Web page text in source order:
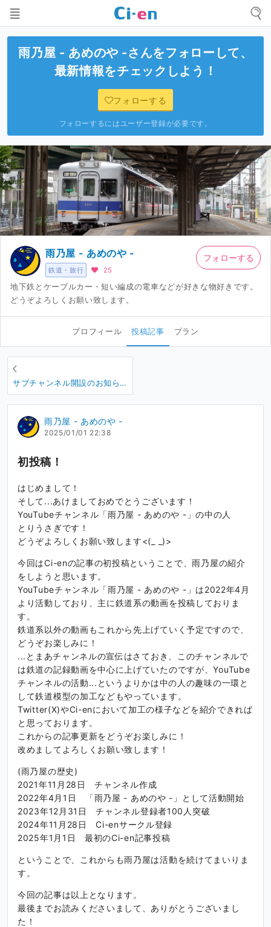
雨乃屋 - あめのや -さんをフォローして、
最新情報をチェックしよう！
フォローする
フォローするにはユーザー登録が必要です。
鉄道・旅行
雨乃屋 - あめのや -
25
地下鉄とケーブルカー・短い編成の電車などが好きな物好きです。
どうぞよろしくお願い致します。
フォローする
プロフィール 投稿記事 プラン
サブチャンネル開設のお知ら
せ
雨乃屋 - あめのや -
2025/01/01 22:38
初投稿！
はじめまして！
そして...あけましておめでとうございます！
YouTubeチャンネル「雨乃屋 - あめのや -」の中の人
とりうさぎです！
どうぞよろしくお願い致します<(_ _)>
今回はCi-enの記事の初投稿ということで、雨乃屋の紹介
をしようと思います。
YouTubeチャンネル「雨乃屋 - あめのや -」は2022年4月
より活動しており、主に鉄道系の動画を投稿しておりま
す。
鉄道系以外の動画もこれから先上げていく予定ですので、
どうぞお楽しみに！
...とまあチャンネルの宣伝はさておき、このチャンネルで
は鉄道の記録動画を中心に上げていたのですが、YouTube
チャンネルの活動...というよりかは中の人の趣味の一環と
して鉄道模型の加工などもやっています。
Twitter(X)やCi-enにおいて加工の様子などを紹介できれば
と思っております。
これからの記事更新をどうぞお楽しみに！
改めましてよろしくお願い致します！
(雨乃屋の歴史)
2021年11月28日 チャンネル作成
2022年4月1日 「雨乃屋 - あめのや -」として活動開始
2023年12月31日 チャンネル登録者100人突破
2024年11月28日 Ci-enサークル登録
2025年1月1日 最初のCi-en記事投稿
ということで、これからも雨乃屋は活動を続けてまいりま
す。
今回の記事は以上となります。
最後までお読みくださいまして、ありがとうございまし
た！